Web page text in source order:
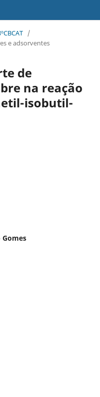
/
e adsorventes
de
na reação
isobutil-
Gomes